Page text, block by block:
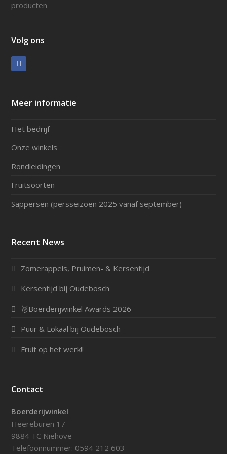
producten
Volg ons
Facebook
Meer informatie
Het bedrijf
Onze winkels
Rondleidingen
Fruitsoorten
Sappersen (persseizoen 2025 vanaf september)
Recent News
Zomerappels, Pruimen- & Kersentijd
Kersentijd bij Oudebosch
🥈Boerderijwinkel Awards 2026
Puur & Lokaal bij Oudebosch
Fruit op het werk!!
Contact
Boerderijwinkel
Heereburen 17
9884 TC Niehove
Telefoonnummer: 0594 212 603